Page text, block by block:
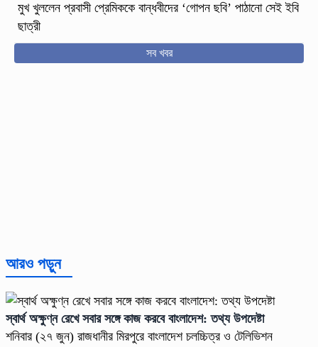
মুখ খুললেন প্রবাসী প্রেমিককে বান্ধবীদের ‘গোপন ছবি’ পাঠানো সেই ইবি
ছাত্রী
সব খবর
আরও পড়ুন
স্বার্থ অক্ষুণ্ন রেখে সবার সঙ্গে কাজ করবে বাংলাদেশ: তথ্য উপদেষ্টা
শনিবার (২৭ জুন) রাজধানীর মিরপুরে বাংলাদেশ চলচ্চিত্র ও টেলিভিশন